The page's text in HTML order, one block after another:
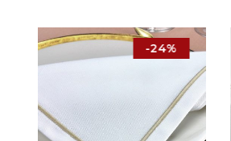
-24%